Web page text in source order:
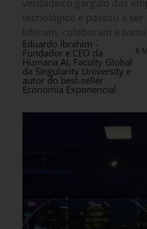
verdadeiro gargalo das
tecnológico e passou a
lideram, colaboram e
Eduardo Ibrahim -
Fundador e CEO da
Humana AI, Faculty Global
da Singularity University e
autor do best-seller
Economia Exponencial
6